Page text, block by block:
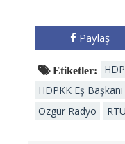
Paylaş
Etiketler:
HDPKK Eş
Özgür Radyo